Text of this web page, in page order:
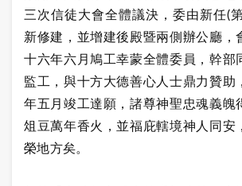
三次信徒大會全體議決，委由新任(
新修建，並增建後殿暨兩側辦公廳，
十六年六月鳩工幸蒙全體委員，幹部
監工，與十方大德善心人士鼎力贊助
年五月竣工達願，諸尊神聖忠魂義魄
俎豆萬年香火，並福庇轄境神人同安
榮地方矣。